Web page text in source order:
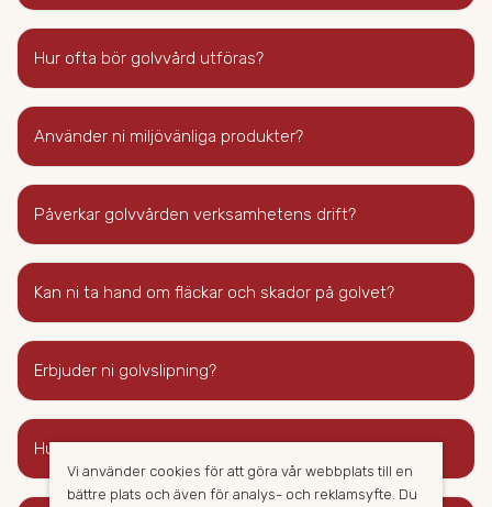
Hur ofta bör golvvård utföras?
Använder ni miljövänliga produkter?
Påverkar golvvården verksamhetens drift?
Kan ni ta hand om fläckar och skador på golvet?
Erbjuder ni golvslipning?
keyboard_arrow_right
Hur kan jag förbereda inför golvvården?
Vi använder cookies för att göra vår webbplats till en
bättre plats och även för analys- och reklamsyfte. Du